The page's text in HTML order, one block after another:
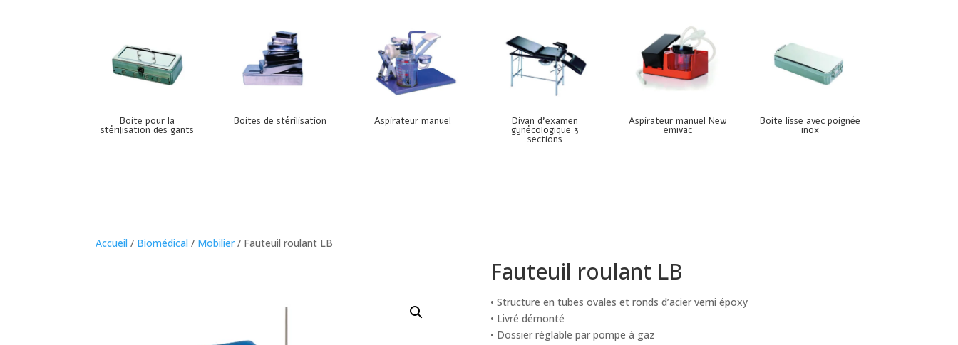
Boite pour la
stérilisation des gants
Boites de stérilisation Aspirateur manuel Divan d’examen
gynécologique 3
sections
Aspirateur manuel New
emivac
Boite lisse avec poignée
inox
Accueil / Biomédical / Mobilier/ Fauteuil roulant LB
Fauteuil roulant LB
• Structure en tubes ovales et ronds d’acier verni époxy
• Livré démonté
• Dossier réglable par pompe à gaz